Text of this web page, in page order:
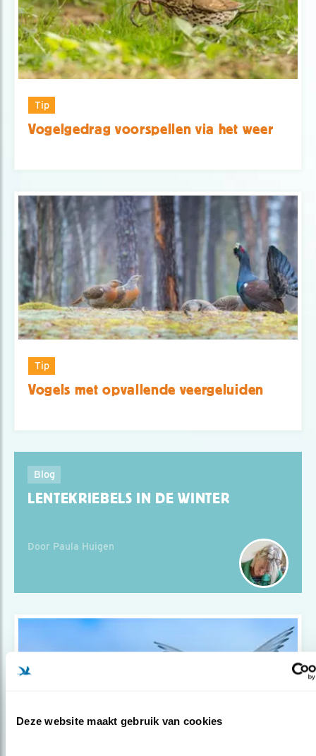
Deze website maakt gebruik van cookies
Tip
Vogelgedrag voorspellen via het weer
Tip
Vogels met opvallende veergeluiden
Blog
LENTEKRIEBELS IN DE WINTER
Door Paula Huigen